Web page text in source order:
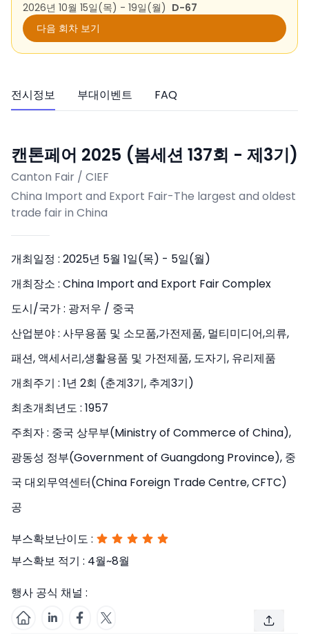
2026년 10월 15일(목) - 19일(월) D-67
다음 회차 보기
전시정보 부대이벤트 FAQ
캔톤페어 2025 (봄세션 137회 - 제3기)
Canton Fair / CIEF
China Import and Export Fair-The largest and oldest
trade fair in China
개최일정 : 2025년 5월 1일(목) - 5일(월)
개최장소 : China Import and Export Fair Complex
도시/국가 : 광저우 / 중국
산업분야 : 사무용품 및 소모품,가전제품, 멀티미디어,의류,
패션, 액세서리,생활용품 및 가전제품, 도자기, 유리제품
개최주기 : 1년 2회 (춘계3기, 추계3기)
최초개최년도 : 1957
주최자 : 중국 상무부(Ministry of Commerce of China),
광동성 정부(Government of Guangdong Province), 중
국 대외무역센터(China Foreign Trade Centre, CFTC)
공
부스확보난이도 :
부스확보 적기 : 4월~8월
행사 공식 채널 :